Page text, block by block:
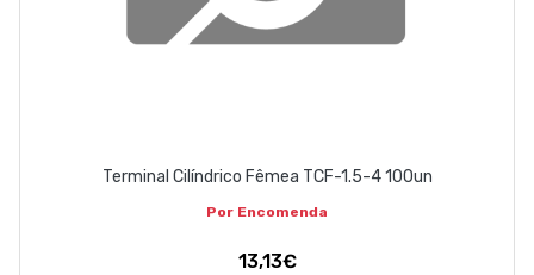
Terminal Cilíndrico Fêmea TCF-1.5-4 100un
Por Encomenda
13,13€